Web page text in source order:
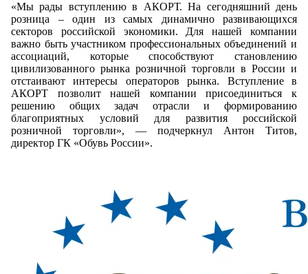
«Мы рады вступлению в АКОРТ. На сегодняшний день
розница – один из самых динамично развивающихся
секторов российской экономики. Для нашей компании
важно быть участником профессиональных объединений и
ассоциаций, которые способствуют становлению
цивилизованного рынка розничной торговли в России и
отстаивают интересы операторов рынка. Вступление в
АКОРТ позволит нашей компании присоединиться к
решению общих задач отрасли и формированию
благоприятных условий для развития российской
розничной торговли», — подчеркнул Антон Титов,
директор ГК «Обувь России».